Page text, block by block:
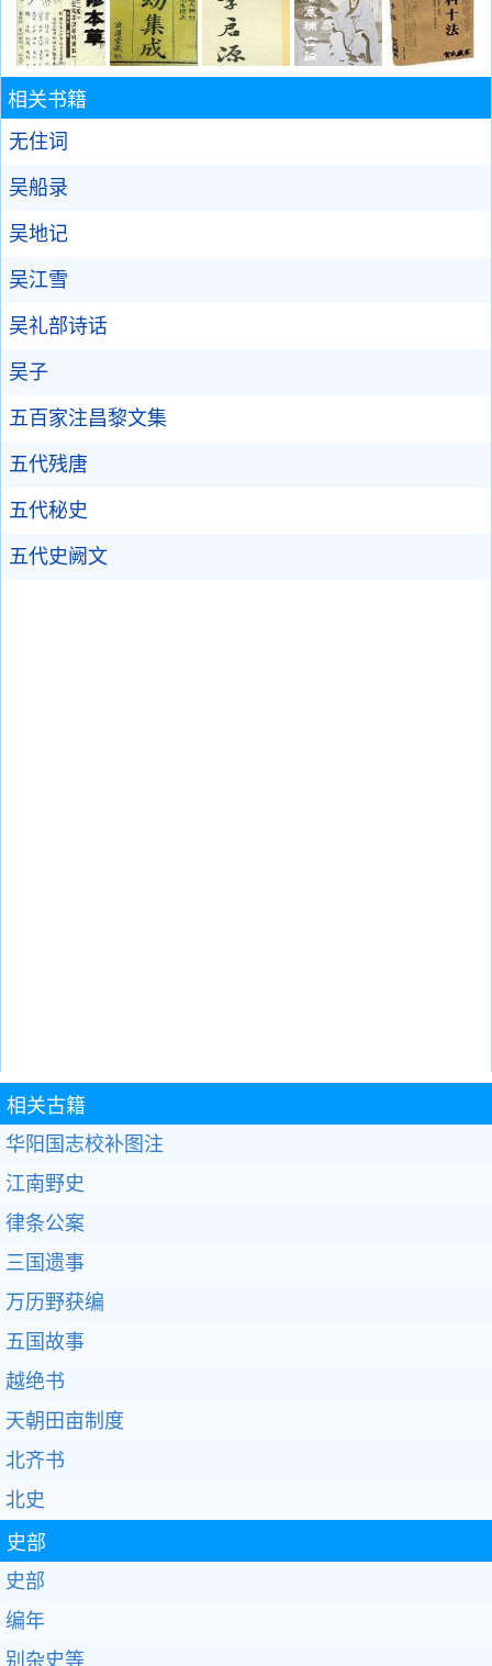
相关书籍
无住词
吴船录
吴地记
吴江雪
吴礼部诗话
吴子
五百家注昌黎文集
五代残唐
五代秘史
五代史阙文
相关古籍
华阳国志校补图注
江南野史
律条公案
三国遗事
万历野获编
五国故事
越绝书
天朝田亩制度
北齐书
北史
史部
史部
编年
别杂史等